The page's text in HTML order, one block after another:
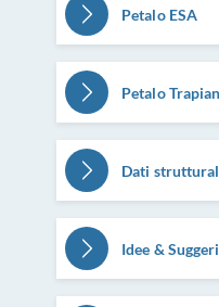
Petalo ESA
Petalo
Dati
Idee &